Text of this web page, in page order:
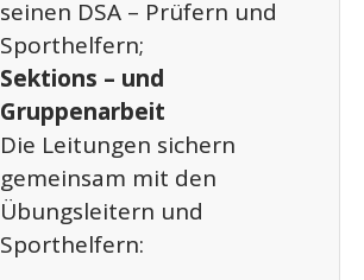
seinen DSA – Prüfern und
Sporthelfern;
Sektions – und
Gruppenarbeit
Die Leitungen sichern
gemeinsam mit den
Übungsleitern und
Sporthelfern: